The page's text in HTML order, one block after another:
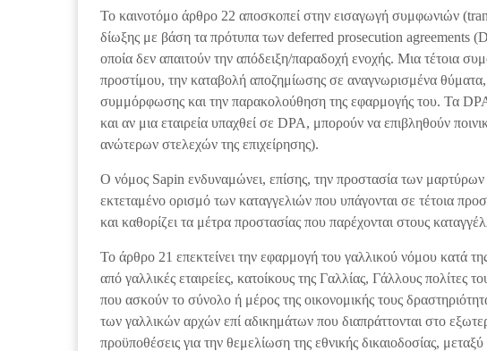
Το καινοτόμο άρθρο 22 αποσκοπεί στην εισαγωγή συμφωνιών
δίωξης με βάση τα πρότυπα των deferred prosecution agreements
οποία δεν απαιτούν την απόδειξη/παραδοχή ενοχής. Μια τέτοια
προστίμου, την καταβολή αποζημίωσης σε αναγνωρισμένα
συμμόρφωσης και την παρακολούθηση της εφαρμογής του. Τα
και αν μια εταιρεία υπαχθεί σε DPA, μπορούν να επιβληθούν
ανώτερων στελεχών της επιχείρησης).
Ο νόμος Sapin ενδυναμώνει, επίσης, την προστασία των
εκτεταμένο ορισμό των καταγγελιών που υπάγονται σε τέτοια
και καθορίζει τα μέτρα προστασίας που παρέχονται στους
Το άρθρο 21 επεκτείνει την εφαρμογή του γαλλικού νόμου κατά
από γαλλικές εταιρείες, κατοίκους της Γαλλίας, Γάλλους πολίτες
που ασκούν το σύνολο ή μέρος της οικονομικής τους
των γαλλικών αρχών επί αδικημάτων που διαπράττονται στο
προϋποθέσεις για την θεμελίωση της εθνικής δικαιοδοσίας,